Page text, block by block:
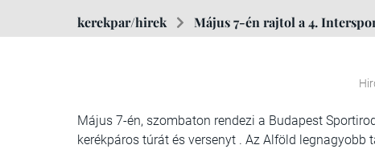
kerekpar/hirek Május 7-én rajtol a 4.
Május 7-én, szombaton rendezi a Budapest
kerékpáros túrát és versenyt . Az Alföld